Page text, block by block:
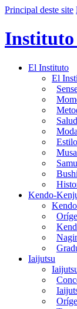
Principal deste site
El Instituto
El
Salud
Kendo-
Iaijutsu